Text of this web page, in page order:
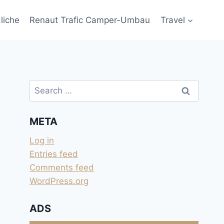
Renaut Trafic Camper-Umbau Travel
Search
for:
META
Log in
Entries feed
Comments feed
WordPress.org
ADS